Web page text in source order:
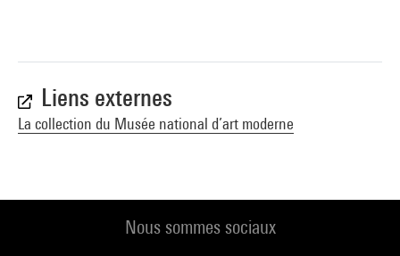
Liens externes
La collection du Musée national d’art moderne
Nous sommes sociaux